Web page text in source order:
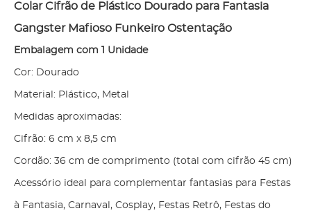
Colar Cifrão de Plástico Dourado para Fantasia
Gangster Mafioso Funkeiro Ostentação
Embalagem com 1 Unidade
Cor: Dourado
Material: Plástico, Metal
Medidas aproximadas:
Cifrão: 6 cm x 8,5 cm
Cordão: 36 cm de comprimento (total com cifrão 45 cm)
Acessório ideal para complementar fantasias para Festas
à Fantasia, Carnaval, Cosplay, Festas Retrô, Festas do